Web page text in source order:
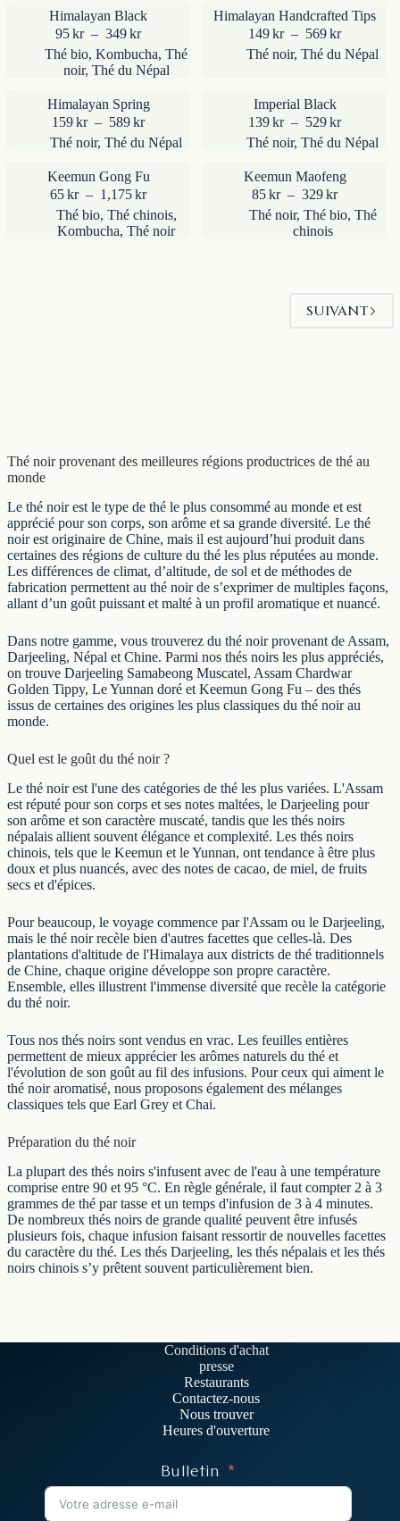
59kr
à
75kr
à
Himalayan Black
95kr – 349krPlage
de
prix :
95kr
349kr
Thé bio, Kombucha, Thé
noir, Thé du Népal
Himalayan Handcrafted Tips
149kr – 569krPlage
de
prix :
Thé noir, Thé du Népal
Himalayan Spring
159kr – 589krPlage
de
prix :
à
589kr
Thé noir, Thé du Népal
Imperial Black
139kr – 529krPlage
de
prix :
à
Thé noir, Thé du Népal
Keemun Gong Fu
65kr – 1,175krPlage
de
prix :
Thé bio, Thé chinois,
Kombucha, Thé noir
Keemun Maofeng
85kr – 329krPlage
de
prix :
Thé noir, Thé bio, Thé
chinois
SUIVANT
Thé noir provenant des meilleures régions productrices de thé au
monde
Le thé noir est le type de thé le plus consommé au monde et est
apprécié pour son corps, son arôme et sa grande diversité. Le thé
noir est originaire de Chine, mais il est aujourd’hui produit dans
certaines des régions de culture du thé les plus réputées au monde.
Les différences de climat, d’altitude, de sol et de méthodes de
fabrication permettent au thé noir de s’exprimer de multiples façons,
allant d’un goût puissant et malté à un profil aromatique et nuancé.
Dans notre gamme, vous trouverez du thé noir provenant de Assam,
Darjeeling, Népal et Chine. Parmi nos thés noirs les plus appréciés,
on trouve Darjeeling Samabeong Muscatel, Assam Chardwar
Golden Tippy, Le Yunnan doré et Keemun Gong Fu – des thés
issus de certaines des origines les plus classiques du thé noir au
monde.
Quel est le goût du thé noir ?
Le thé noir est l'une des catégories de thé les plus variées. L'Assam
est réputé pour son corps et ses notes maltées, le Darjeeling pour
son arôme et son caractère muscaté, tandis que les thés noirs
népalais allient souvent élégance et complexité. Les thés noirs
chinois, tels que le Keemun et le Yunnan, ont tendance à être plus
doux et plus nuancés, avec des notes de cacao, de miel, de fruits
secs et d'épices.
Pour beaucoup, le voyage commence par l'Assam ou le Darjeeling,
mais le thé noir recèle bien d'autres facettes que celles-là. Des
plantations d'altitude de l'Himalaya aux districts de thé traditionnels
de Chine, chaque origine développe son propre caractère.
Ensemble, elles illustrent l'immense diversité que recèle la catégorie
du thé noir.
Tous nos thés noirs sont vendus en vrac. Les feuilles entières
permettent de mieux apprécier les arômes naturels du thé et
l'évolution de son goût au fil des infusions. Pour ceux qui aiment le
thé noir aromatisé, nous proposons également des mélanges
classiques tels que Earl Grey et Chai.
Préparation du thé noir
La plupart des thés noirs s'infusent avec de l'eau à une température
comprise entre 90 et 95 °C. En règle générale, il faut compter 2 à 3
grammes de thé par tasse et un temps d'infusion de 3 à 4 minutes.
De nombreux thés noirs de grande qualité peuvent être infusés
plusieurs fois, chaque infusion faisant ressortir de nouvelles facettes
du caractère du thé. Les thés Darjeeling, les thés népalais et les thés
noirs chinois s’y prêtent souvent particulièrement bien.
Conditions d'achat
presse
Restaurants
Contactez-nous
Nous trouver
Heures d'ouverture
Bulletin